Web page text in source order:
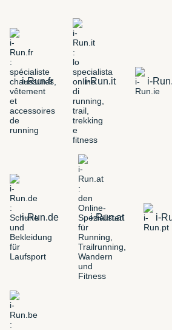
i-Run.fr i-Run.it i-
i-Run.de i-Run.at i-